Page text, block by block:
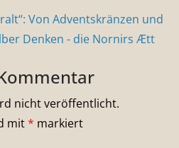
Von Adventskränzen und
Denken - die Nornirs Ætt
nicht veröffentlicht.
mit* markiert